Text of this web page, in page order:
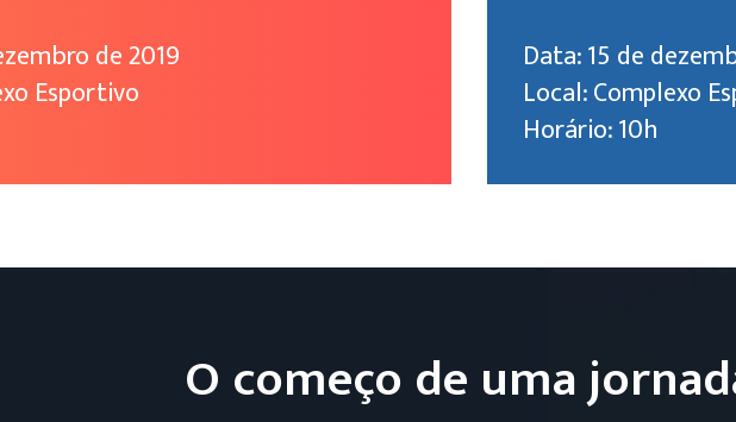
de 2019
Esportivo
Data: 15 de
Local: Complexo
Horário: 10h
O começo de uma